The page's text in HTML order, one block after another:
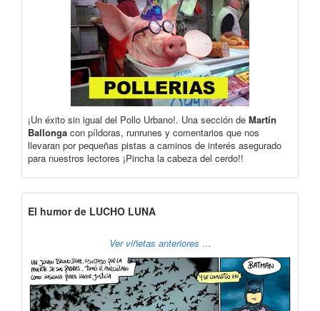
¡Un éxito sin igual del Pollo Urbano!. Una sección de Martín
Ballonga con píldoras, runrunes y comentarios que nos
llevaran por pequeñas pistas a caminos de interés asegurado
para nuestros lectores ¡Pincha la cabeza del cerdo!!
El humor de LUCHO LUNA
Ver viñetas anteriores …